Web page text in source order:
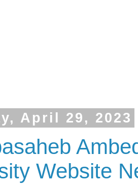
April 29, 2023
Website